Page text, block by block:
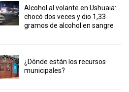
Alcohol al volante en Ushuaia:
chocó dos veces y dio 1,33
gramos de alcohol en sangre
¿Dónde están los recursos
municipales?